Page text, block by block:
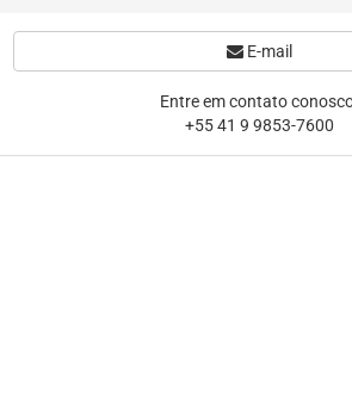
E-mail
Entre em contato
+55 41 9 9853-7600